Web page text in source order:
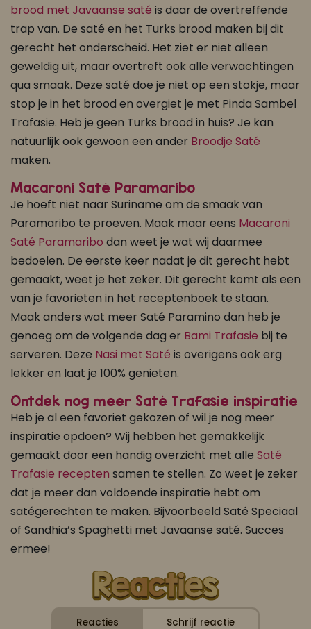
brood met Javaanse saté is daar de overtreffende
trap van. De saté en het Turks brood maken bij dit
gerecht het onderscheid. Het ziet er niet alleen
geweldig uit, maar overtreft ook alle verwachtingen
qua smaak. Deze saté doe je niet op een stokje, maar
stop je in het brood en overgiet je met Pinda Sambel
Trafasie. Heb je geen Turks brood in huis? Je kan
natuurlijk ook gewoon een ander Broodje Saté
maken.
Macaroni Saté Paramaribo
Je hoeft niet naar Suriname om de smaak van
Paramaribo te proeven. Maak maar eens Macaroni
Saté Paramaribo dan weet je wat wij daarmee
bedoelen. De eerste keer nadat je dit gerecht hebt
gemaakt, weet je het zeker. Dit gerecht komt als een
van je favorieten in het receptenboek te staan.
Maak anders wat meer Saté Paramino dan heb je
genoeg om de volgende dag er Bami Trafasie bij te
serveren. Deze Nasi met Saté is overigens ook erg
lekker en laat je 100% genieten.
Ontdek nog meer Saté Trafasie inspiratie
Heb je al een favoriet gekozen of wil je nog meer
inspiratie opdoen? Wij hebben het gemakkelijk
gemaakt door een handig overzicht met alle Saté
Trafasie recepten samen te stellen. Zo weet je zeker
dat je meer dan voldoende inspiratie hebt om
satégerechten te maken. Bijvoorbeeld Saté Speciaal
of Sandhia’s Spaghetti met Javaanse saté. Succes
ermee!
Reacties Schrijf reactie